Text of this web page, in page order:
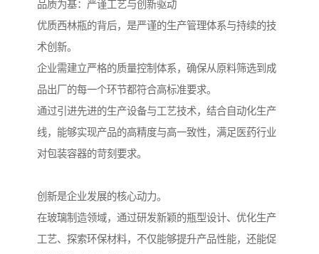
品质为基：严谨工艺与创新驱动
优质西林瓶的背后，是严谨的生产管理体系与持续的技
术创新。
企业需建立严格的质量控制体系，确保从原料筛选到成
品出厂的每一个环节都符合高标准要求。
通过引进先进的生产设备与工艺技术，结合自动化生产
线，能够实现产品的高精度与高一致性，满足医药行业
对包装容器的苛刻要求。
创新是企业发展的核心动力。
在玻璃制造领域，通过研发新颖的瓶型设计、优化生产
工艺、探索环保材料，不仅能够提升产品性能，还能促